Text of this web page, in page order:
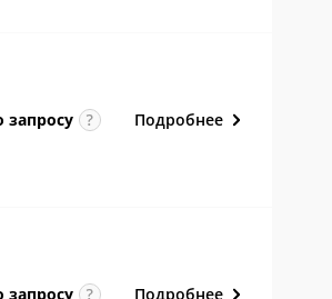
запросу Подробнее
запросу Подробнее